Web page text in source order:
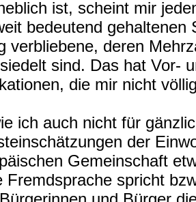
ist, scheint mir
bedeutend
verbliebene, deren
sind. Das hat Vor-
die mir nicht
ich auch nicht für
der
Gemeinschaft
Fremdsprache spricht